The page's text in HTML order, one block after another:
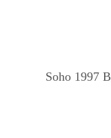
Soho 1997